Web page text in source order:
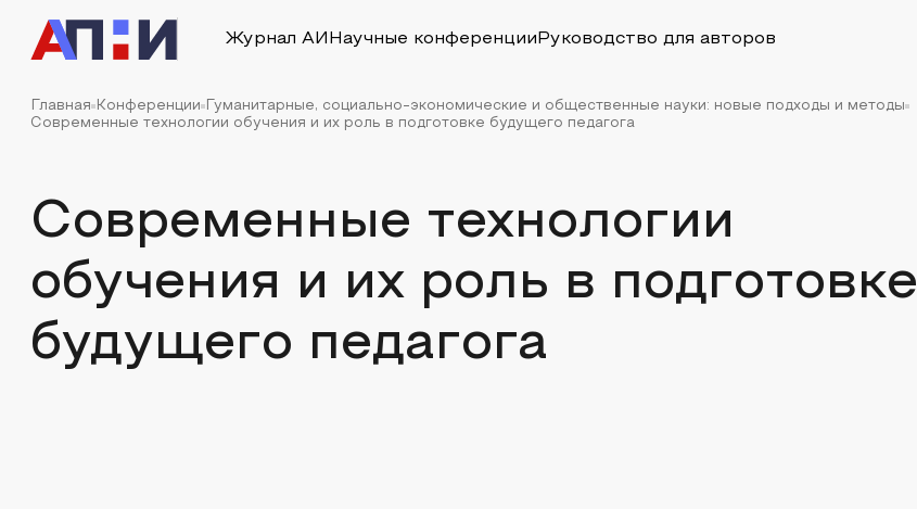
Журнал АИ Научные конференции Руководство для авторов
Главная Конференции
Гуманитарные, социально-экономические и общественные науки: новые подходы и методы
Современные технологии обучения и их роль в подготовке будущего педагога
Современные технологии
обучения и их роль в подготовке
будущего педагога